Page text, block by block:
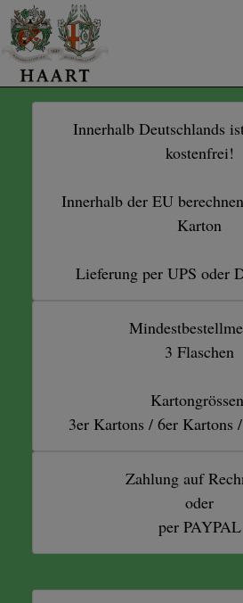
Innerhalb Deutschlands
kostenfrei!
Innerhalb der EU
Karton
Lieferung per UPS oder
3 Flaschen
3er Kartons / 6er Kartons
Zahlung auf
oder
per PAYPAL